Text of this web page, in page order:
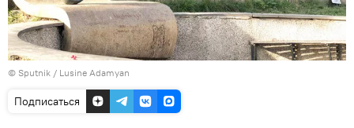
© Sputnik / Lusine Adamyan
Подписаться